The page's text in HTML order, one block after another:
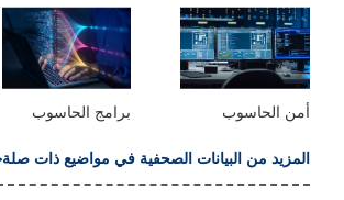
أمن الحاسوب
برامج الحاسوب
المزيد من البيانات الصحفية في مواضيع ذات صلة